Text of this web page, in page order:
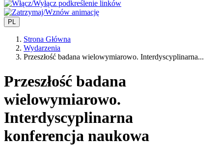
PL
Strona Główna
Wydarzenia
Przeszłość badana wielowymiarowo. Interdyscyplinarna...
Przeszłość badana
wielowymiarowo.
Interdyscyplinarna
konferencja naukowa